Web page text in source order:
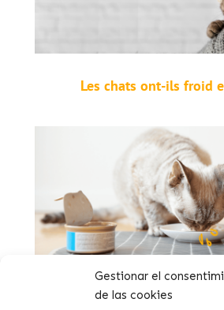
Gestionar el
de las cookies
Les chats ont-ils froid
Quelle est la meilleure